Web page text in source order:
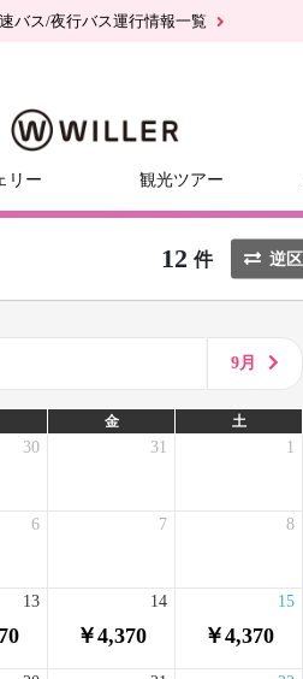
バス/夜行バス運行情報一覧
リー 観光ツアー
12 件 逆
9月
金 土
30 31 1
6 7 8
13
￥4,370
14
￥4,370
15